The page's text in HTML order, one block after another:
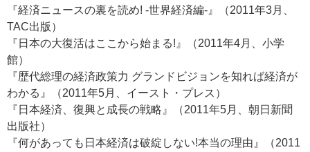
『経済ニュースの裏を読め! -世界経済編-』（2011年3月、
TAC出版）
『日本の大復活はここから始まる!』（2011年4月、小学
館）
『歴代総理の経済政策力 グランドビジョンを知れば経済が
わかる』（2011年5月、イースト・プレス）
『日本経済、復興と成長の戦略』（2011年5月、朝日新聞
出版社）
『何があっても日本経済は破綻しない!本当の理由』（2011